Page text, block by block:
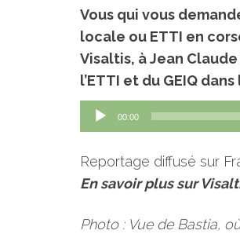
Vous qui vous
locale ou ETTI en
Visaltis, à Jean
l’ETTI et du GEIQ
Lecteur
audio
00:00
Reportage diffusé sur
En savoir plus sur
Photo : Vue de Bastia,